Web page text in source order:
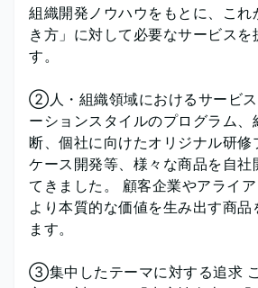
組織開発ノウハウをもとに、これ
き方」に対して必要なサービスを
す。
②人・組織領域におけるサービス
ーションスタイルのプログラム、
断、個社に向けたオリジナル研修
ケース開発等、様々な商品を自社
てきました。 顧客企業やアライア
より本質的な価値を生み出す商品
ます。
③集中したテーマに対する追求